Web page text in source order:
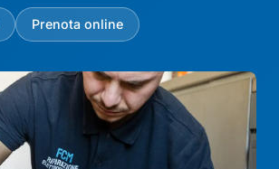
Prenota online